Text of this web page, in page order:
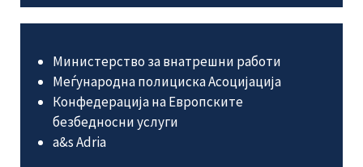
Министерство за внатрешни работи
Меѓународна полициска Асоцијација
Конфедерација на Европските
безбедносни услуги
а&s Adria